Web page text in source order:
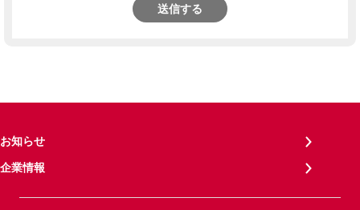
送信する
お知らせ
企業情報